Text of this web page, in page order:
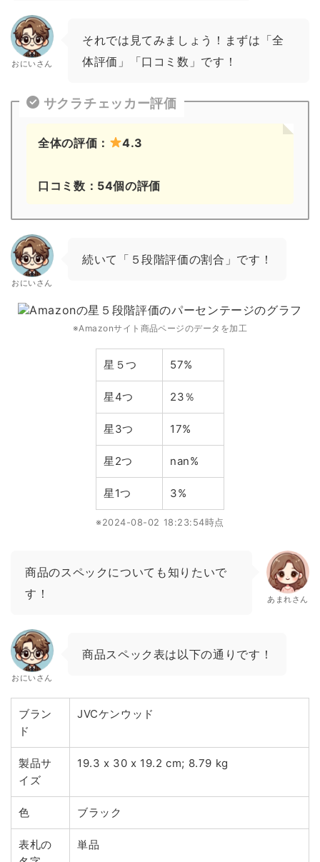
おにいさん
それでは見てみましょう！まずは「全
体評価」「口コミ数」です！
サクラチェッカー評価
全体の評価： 4.3
口コミ数：54個の評価
おにいさん
続いて「５段階評価の割合」です！
※Amazonサイト商品ページのデータを加工
星５つ 57%
星4つ 23％
星3つ 17%
星2つ nan%
星1つ 3%
※2024-08-02 18:23:54時点
商品のスペックについても知りたいで
す！
あまれさん
おにいさん
商品スペック表は以下の通りです！
ブラン
ド
JVCケンウッド
製品サ
イズ
19.3 x 30 x 19.2 cm; 8.79 kg
色 ブラック
表札の
単品